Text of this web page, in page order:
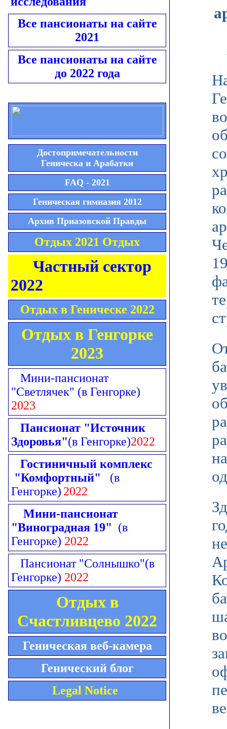
Все пансионаты на сайте
2021
Все пансионаты на сайте
до 2022 года
Достопримечательности
Геническа и Арабатки
FAQ - 2021
Геническая гимназия 2012
Архив Приазовской Правды
Отдых 2021 Отдых
Частный сектор
2022
Отдых в Геническе 2022
Отдых в Генгорке
2023
Мини-пансионат
"Светлячек" (в Генгорке)
2023
Пансионат "Источник
Здоровья"(в Генгорке)2022
Гостиничный комплекс
"Комфортный" (в
Генгорке) 2022
Мини-пансионат
"Виноградная 19" (в
Генгорке) 2022
Пансионат "Солнышко"(в
Генгорке) 2022
Отдых в
Счастливцево 2022
Геническая веб-камера
Генический блог
Legal Notice